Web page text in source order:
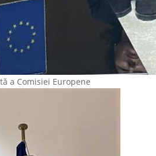
a Comisiei Europene